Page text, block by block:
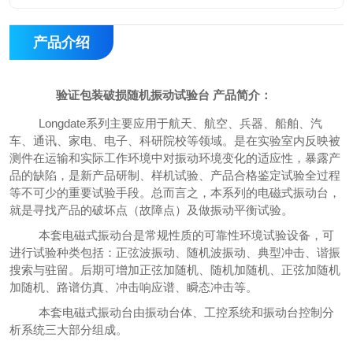
产品介绍
验证包装破损随机振动试验台 产品简介：
Longdate系列 主要应用于航天、航空、兵器、船舶、汽
车、通讯、家电、电子、科研院校等领域。是在实验室内反映被
测件在运输和实际工作环境中对振动环境变化的适应性，暴露产
品的缺陷，是新产品研制、样机试验、产品合格鉴定试验全过程
等不可少的重要试验手段。总而言之，本系列的电磁式振动台，
就是寻找产品的破坏点（故障点）及做振动平衡试验。
本套电磁式振动台是常规性质的可靠性环境试验设备，可
进行试验种类包括：正弦波振动、随机波振动、典型冲击、谐振
搜索与驻留。后期可增加正弦加随机、随机加随机、正弦加随机
加随机、路谱仿真、冲击响应谱、瞬态冲击等。
本套电磁式振动台由振动台体、工控系统和振动台控制分
析系统三大部分组成。